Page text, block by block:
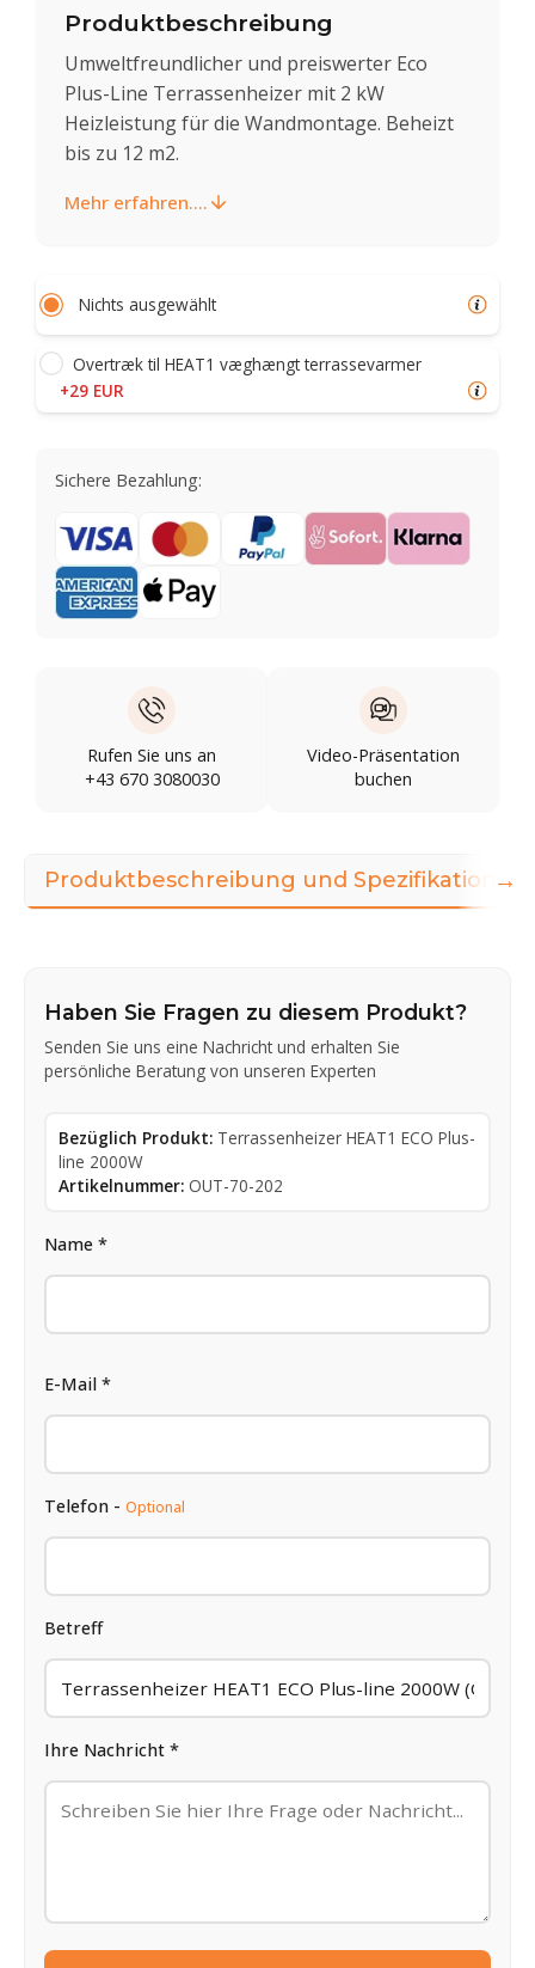
Produktbeschreibung
Umweltfreundlicher und preiswerter Eco
Plus-Line Terrassenheizer mit 2 kW
Heizleistung für die Wandmontage. Beheizt
bis zu 12 m2.
Mehr erfahren....
Nichts ausgewählt
Overtræk til HEAT1 væghængt terrassevarmer
+29 EUR
Sichere Bezahlung:
Rufen Sie uns an
+43 670 3080030
Video-Präsentation
buchen
Produktbeschreibung und Spezifikationen
Haben Sie Fragen zu diesem Produkt?
Senden Sie uns eine Nachricht und erhalten Sie
persönliche Beratung von unseren Experten
Bezüglich Produkt: Terrassenheizer HEAT1 ECO Plus-
line 2000W
Artikelnummer: OUT-70-202
Name *
E-Mail *
Telefon - Optional
Betreff
Ihre Nachricht *
→